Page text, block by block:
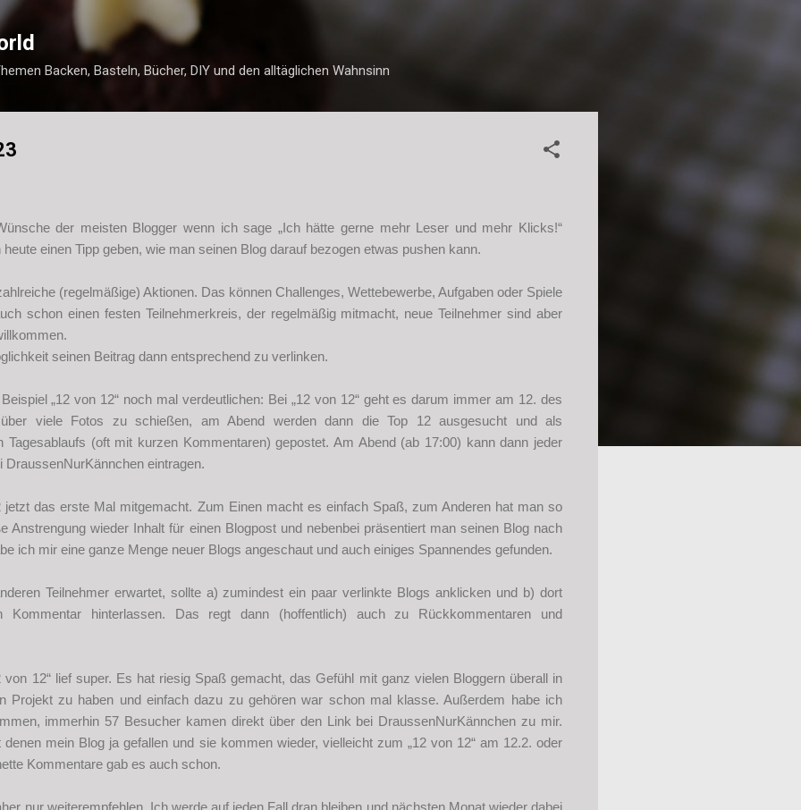
Direkt zum Hauptbereich
Backen, Basteln, Bücher, DIY und den alltäglichen Wahnsinn
der meisten Blogger wenn ich sage „Ich hätte gerne mehr Leser und mehr Klicks!“
einen Tipp geben, wie man seinen Blog darauf bezogen etwas pushen kann.
(regelmäßige) Aktionen. Das können Challenges, Wettebewerbe, Aufgaben oder Spiele
schon einen festen Teilnehmerkreis, der regelmäßig mitmacht, neue Teilnehmer sind aber
seinen Beitrag dann entsprechend zu verlinken.
„12 von 12“ noch mal verdeutlichen: Bei „12 von 12“ geht es darum immer am 12. des
viele Fotos zu schießen, am Abend werden dann die Top 12 ausgesucht und als
Tagesablaufs (oft mit kurzen Kommentaren) gepostet. Am Abend (ab 17:00) kann dann jeder
eintragen.
jetzt das erste Mal mitgemacht. Zum Einen macht es einfach Spaß, zum Anderen hat man so
Anstrengung wieder Inhalt für einen Blogpost und nebenbei präsentiert man seinen Blog nach
ich mir eine ganze Menge neuer Blogs angeschaut und auch einiges Spannendes gefunden.
Teilnehmer erwartet, sollte a) zumindest ein paar verlinkte Blogs anklicken und b) dort
Kommentar hinterlassen. Das regt dann (hoffentlich) auch zu Rückkommentaren und
von 12“ lief super. Es hat riesig Spaß gemacht, das Gefühl mit ganz vielen Bloggern überall in
Projekt zu haben und einfach dazu zu gehören war schon mal klasse. Außerdem habe ich
immerhin 57 Besucher kamen direkt über den Link bei DraussenNurKännchen zu mir.
mein Blog ja gefallen und sie kommen wieder, vielleicht zum „12 von 12“ am 12.2. oder
Kommentare gab es auch schon.
nur weiterempfehlen. Ich werde auf jeden Fall dran bleiben und nächsten Monat wieder dabei